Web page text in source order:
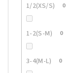
1/2(XS/S) 0
1-2(S-M) 0
3-4(M-L) 0